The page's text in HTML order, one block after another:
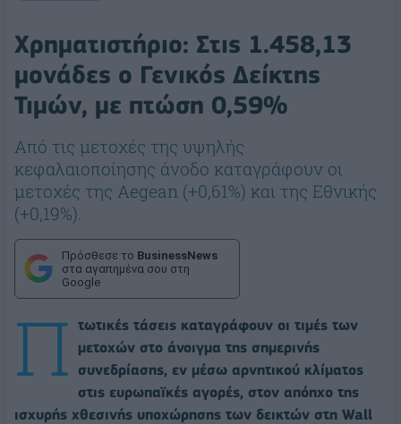
Χρηματιστήριο: Στις 1.458,13
μονάδες ο Γενικός Δείκτης
Τιμών, με πτώση 0,59%
Από τις μετοχές της υψηλής
κεφαλαιοποίησης άνοδο καταγράφουν οι
μετοχές της Aegean (+0,61%) και της Εθνικής
(+0,19%).
Πρόσθεσε το BusinessNews
στα αγαπημένα σου στη
Google
Π τωτικές τάσεις καταγράφουν οι τιμές των
μετοχών στο άνοιγμα της σημερινής
συνεδρίασης, εν μέσω αρνητικού κλίματος
στις ευρωπαϊκές αγορές, στον απόηχο της
ισχυρής χθεσινής υποχώρησης των δεικτών στη Wall